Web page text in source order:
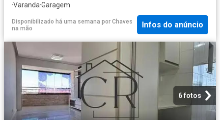
·Varanda·Garagem
Disponibilizado há uma semana por Chaves
na mão
Infos do anúncio
6 fotos